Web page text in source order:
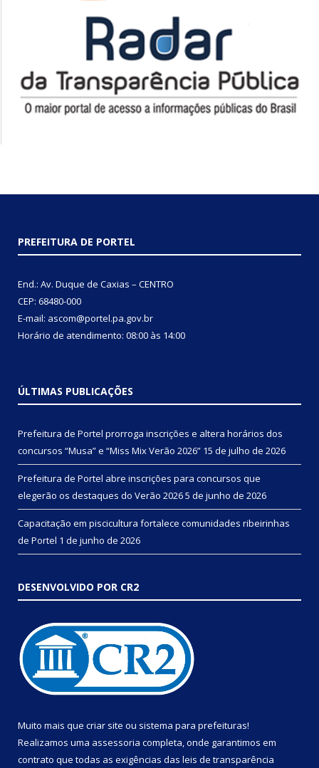
PREFEITURA DE PORTEL
End.: Av. Duque de Caxias – CENTRO
CEP: 68480-000
E-mail: ascom@portel.pa.gov.br
Horário de atendimento: 08:00 às 14:00
ÚLTIMAS PUBLICAÇÕES
Prefeitura de Portel prorroga inscrições e altera horários dos
concursos “Musa” e “Miss Mix Verão 2026” 15 de julho de 2026
Prefeitura de Portel abre inscrições para concursos que
elegerão os destaques do Verão 20265 de junho de 2026
Capacitação em piscicultura fortalece comunidades ribeirinhas
de Portel 1 de junho de 2026
DESENVOLVIDO POR CR2
Muito mais que criar site ou sistema para prefeituras!
Realizamos uma assessoria completa, onde garantimos em
contrato que todas as exigências das leis de transparência